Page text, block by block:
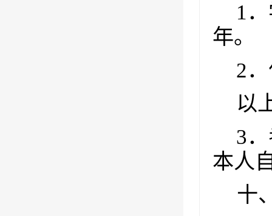
1
年。
2
以
3
本人
十